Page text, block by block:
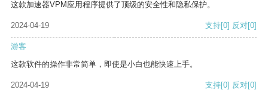
这款加速器VPM应用程序提供了顶级的安全性和隐私保护。
2024-04-19 支持[0] 反对[0]
游客
这款软件的操作非常简单，即使是小白也能快速上手。
2024-04-19 支持[0] 反对[0]